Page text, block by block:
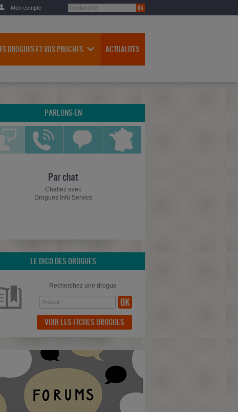
Mon compte
LES DROGUES ET VOS PROCHES ACTUALITES
PARLONS-EN
Par chat
Chattez avec
Drogues Info Service
LE DICO DES DROGUES
Recherchez une drogue
VOIR LES FICHES DROGUES